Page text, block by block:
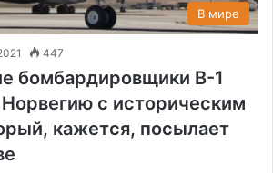
В мире
447
бомбардировщики B-1
с историческим
кажется, посылает